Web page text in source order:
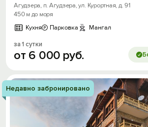
Агудзера, п. Агудзера, ул. Курортная, д. 91
450 м до моря
Кухня
Парковка Мангал
за 1 сутки
от 6 000 руб.
Недавно забронировано